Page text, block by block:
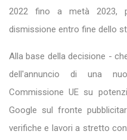
2022 fino a metà 2023,
dismissione entro fine dello
Alla base della decisione -
dell'annuncio di una
Commissione UE su
Google sul fronte
verifiche e lavori a stretto